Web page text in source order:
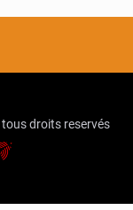
tous droits reservés